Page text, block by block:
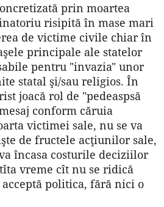
prin moartea
risipită în mase mari
de victime civile chiar în
principale ale statelor
pentru "invazia" unor
statal şi/sau religios. În
joacă rol de "pedeaspsă
conform căruia
victimei sale, nu se va
de fructele acţiunilor sale,
încasa costurile deciziilor
vreme cît nu se ridică
politica, fără nici o